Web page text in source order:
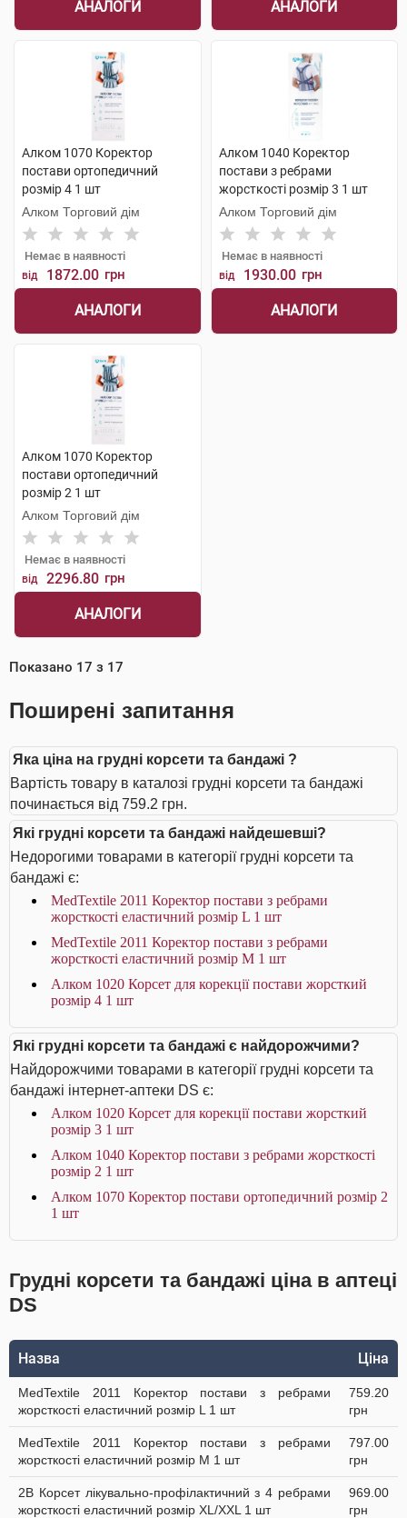
АНАЛОГИ АНАЛОГИ
Алком 1070 Коректор
постави ортопедичний
розмір 4 1 шт
Алком Торговий дім
Немає в наявності
від 1872.00 грн
АНАЛОГИ
Алком 1040 Коректор
постави з ребрами
жорсткості розмір 3 1 шт
Алком Торговий дім
Немає в наявності
від 1930.00 грн
АНАЛОГИ
Алком 1070 Коректор
постави ортопедичний
розмір 2 1 шт
Алком Торговий дім
Немає в наявності
від 2296.80 грн
АНАЛОГИ
Показано 17 з 17
Поширені запитання
Яка ціна на грудні корсети та бандажі ?
Вартість товару в каталозі грудні корсети та бандажі
починається від 759.2 грн.
Які грудні корсети та бандажі найдешевші?
Недорогими товарами в категорії грудні корсети та
бандажі є:
MedTextile 2011 Коректор постави з ребрами
жорсткості еластичний розмір L 1 шт
MedTextile 2011 Коректор постави з ребрами
жорсткості еластичний розмір М 1 шт
Алком 1020 Корсет для корекції постави жорсткий
розмір 4 1 шт
Які грудні корсети та бандажі є найдорожчими?
Найдорожчими товарами в категорії грудні корсети та
бандажі інтернет-аптеки DS є:
Алком 1020 Корсет для корекції постави жорсткий
розмір 3 1 шт
Алком 1040 Коректор постави з ребрами жорсткості
розмір 2 1 шт
Алком 1070 Коректор постави ортопедичний розмір 2
1 шт
Грудні корсети та бандажі ціна в аптеці
DS
Назва Ціна
MedTextile 2011 Коректор постави з ребрами
жорсткості еластичний розмір L 1 шт
759.20
грн
MedTextile 2011 Коректор постави з ребрами
жорсткості еластичний розмір М 1 шт
797.00
грн
2B Корсет лікувально-профілактичний з 4 ребрами
жорсткості еластичний розмір XL/XXL 1 шт
969.00
грн